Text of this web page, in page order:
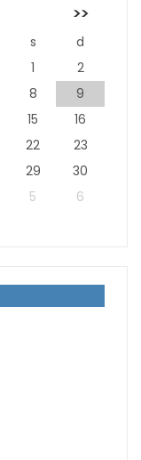
>>
s
d
1
2
8
9
15
16
22
23
29
30
5 6